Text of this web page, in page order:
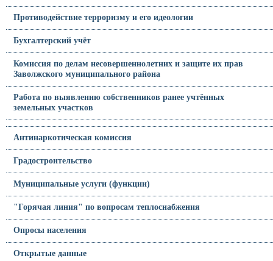
Противодействие терроризму и его идеологии
Бухгалтерский учёт
Комиссия по делам несовершеннолетних и защите их прав
Заволжского муниципального района
Работа по выявлению собственников ранее учтённых
земельных участков
Антинаркотическая комиссия
Градостроительство
Муниципальные услуги (функции)
"Горячая линия" по вопросам теплоснабжения
Опросы населения
Открытые данные